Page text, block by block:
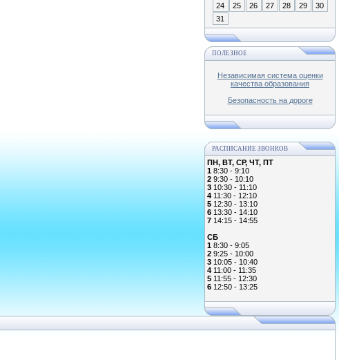
24
25 26 27 28 29
30
31
ПОЛЕЗНОЕ
Независимая система оценки
качества образования
Безопасность на дороге
РАСПИСАНИЕ ЗВОНКОВ
ПН, ВТ, СР, ЧТ, ПТ
1 8:30 - 9:10
2 9:30 - 10:10
3 10:30 - 11:10
4 11:30 - 12:10
5 12:30 - 13:10
6 13:30 - 14:10
7 14:15 - 14:55
СБ
1 8:30 - 9:05
2 9:25 - 10:00
3 10:05 - 10:40
4 11:00 - 11:35
5 11:55 - 12:30
6 12:50 - 13:25